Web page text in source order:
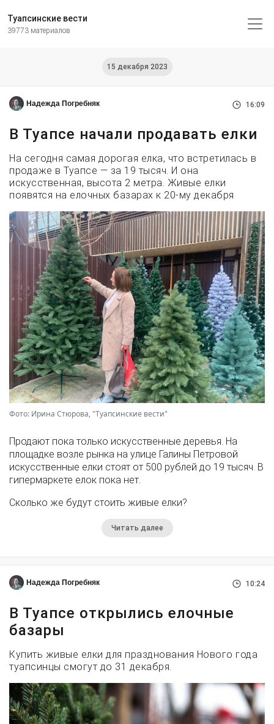
Туапсинские вести
39773 материалов
15 декабря 2023
Надежда Погребняк 16:09
В Туапсе начали продавать елки
На сегодня самая дорогая елка, что встретилась в
продаже в Туапсе — за 19 тысяч. И она
искусственная, высота 2 метра. Живые елки
появятся на елочных базарах к 20-му декабря
Фото: Ирина Стюрова, "Туапсинские вести"
Продают пока только искусственные деревья. На
площадке возле рынка на улице Галины Петровой
искусственные елки стоят от 500 рублей до 19 тысяч. В
гипермаркете елок пока нет.
Сколько же будут стоить живые елки?
Читать далее
Надежда Погребняк 10:24
В Туапсе открылись елочные
базары
Купить живые елки для празднования Нового года
туапсинцы смогут до 31 декабря.